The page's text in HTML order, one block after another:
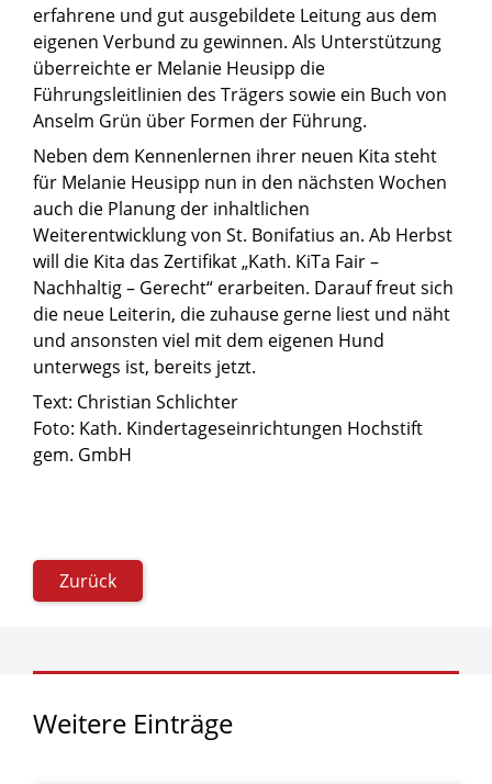
erfahrene und gut ausgebildete Leitung aus dem
eigenen Verbund zu gewinnen. Als Unterstützung
überreichte er Melanie Heusipp die
Führungsleitlinien des Trägers sowie ein Buch von
Anselm Grün über Formen der Führung.
Neben dem Kennenlernen ihrer neuen Kita steht
für Melanie Heusipp nun in den nächsten Wochen
auch die Planung der inhaltlichen
Weiterentwicklung von St. Bonifatius an. Ab Herbst
will die Kita das Zertifikat „Kath. KiTa Fair –
Nachhaltig – Gerecht“ erarbeiten. Darauf freut sich
die neue Leiterin, die zuhause gerne liest und näht
und ansonsten viel mit dem eigenen Hund
unterwegs ist, bereits jetzt.
Text: Christian Schlichter
Foto: Kath. Kindertageseinrichtungen Hochstift
gem. GmbH
Zurück
Weitere Einträge